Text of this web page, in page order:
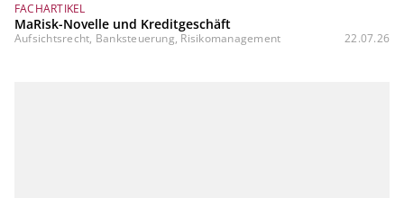
FACHARTIKEL
MaRisk-Novelle und Kreditgeschäft
Aufsichtsrecht, Banksteuerung, Risikomanagement 22.07.26